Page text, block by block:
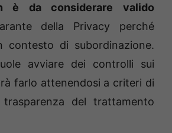
è da considerare valido
della Privacy perché
contesto di subordinazione.
avviare dei controlli sui
farlo attenendosi a criteri di
del trattamento